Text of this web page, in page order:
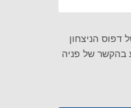
דפוס הניצחון
בהקשר של פניה